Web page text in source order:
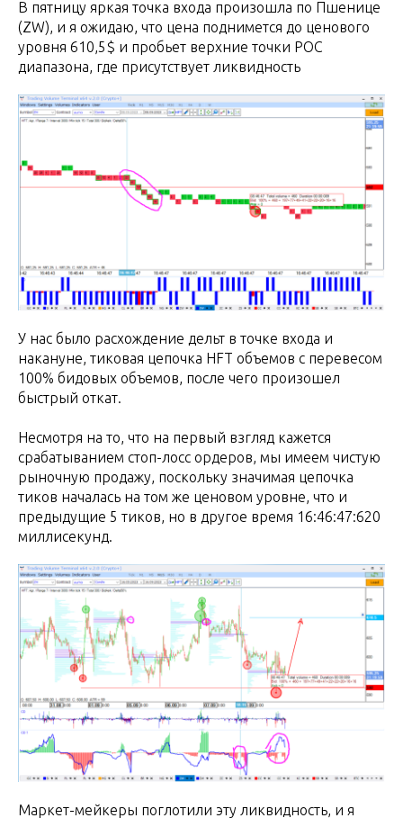
В пятницу яркая точка входа произошла по Пшенице
(ZW), и я ожидаю, что цена поднимется до ценового
уровня 610,5$ и пробьет верхние точки POC
диапазона, где присутствует ликвидность
У нас было расхождение дельт в точке входа и
накануне, тиковая цепочка HFT объемов с перевесом
100% бидовых объемов, после чего произошел
быстрый откат.
Несмотря на то, что на первый взгляд кажется
срабатыванием стоп-лосс ордеров, мы имеем чистую
рыночную продажу, поскольку значимая цепочка
тиков началась на том же ценовом уровне, что и
предыдущие 5 тиков, но в другое время 16:46:47:620
миллисекунд.
Маркет-мейкеры поглотили эту ликвидность, и я